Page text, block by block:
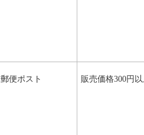
郵便ポスト 販売価格300円